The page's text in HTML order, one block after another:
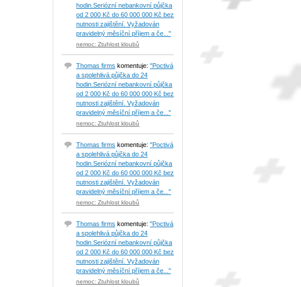
hodin.Seriózní nebankovní půjčka
od 2 000 Kč do 60 000 000 Kč bez
nutnosti zajištění. Vyžadován
pravidelný měsíční příjem a če..."
nemoc: Ztuhlost kloubů
Thomas firms komentuje: "Poctivá
a spolehlivá půjčka do 24
hodin.Seriózní nebankovní půjčka
od 2 000 Kč do 60 000 000 Kč bez
nutnosti zajištění. Vyžadován
pravidelný měsíční příjem a če..."
nemoc: Ztuhlost kloubů
Thomas firms komentuje: "Poctivá
a spolehlivá půjčka do 24
hodin.Seriózní nebankovní půjčka
od 2 000 Kč do 60 000 000 Kč bez
nutnosti zajištění. Vyžadován
pravidelný měsíční příjem a če..."
nemoc: Ztuhlost kloubů
Thomas firms komentuje: "Poctivá
a spolehlivá půjčka do 24
hodin.Seriózní nebankovní půjčka
od 2 000 Kč do 60 000 000 Kč bez
nutnosti zajištění. Vyžadován
pravidelný měsíční příjem a če..."
nemoc: Ztuhlost kloubů